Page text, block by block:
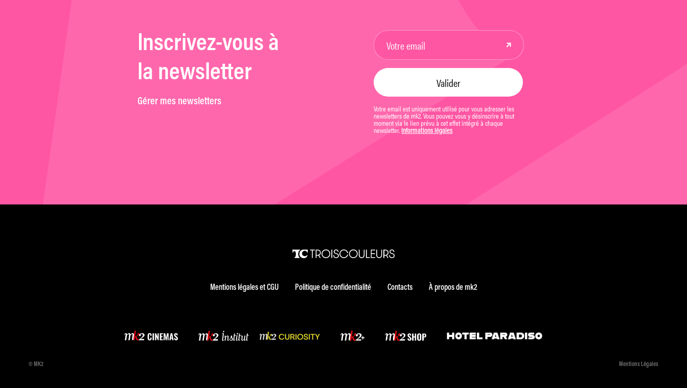
Inscrivez-vous à
la newsletter
Gérer mes newsletters
Votre email est uniquement utilisé pour vous adresser les
newsletters de mk2. Vous pouvez vous y désinscrire à tout
moment via le lien prévu à cet effet intégré à chaque
newsletter. Informations légales
Mentions légales et CGU Politique de confidentialité Contacts À propos de mk2
© MK2 Mentions Légales